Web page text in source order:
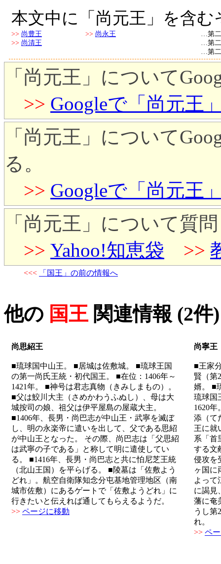
本文中に「尚元王」を含
>> 尚豊王 …第二
>> 尚永王
…第二
>> 尚清王
…第二
「尚元王」について
>> Googleで「尚元王
「尚元王」について
る。
>> Googleで「尚元王
「尚元王」について質
>> Yahoo!知恵袋 >>
<<< 「国王」の前の情報へ
他の 国王 関連情報 (2件)
尚思紹王
■琉球国中山王。 ■居城は佐敷城。 ■琉球王国
の第一尚氏王統・初代国王。 ■在位：1406年～
1421年。 ■神号は君志真物（きみしまもの）。
■父は鮫川大主（さめかわうふぬし）、母は大
城按司の娘、祖父は伊平屋島の屋蔵大主。
■1406年、長男・尚巴志が中山王・武寧を滅ぼ
し、明の永楽帝に遣いを出して、父である思紹
が中山王となった。 その際、尚巴志は「父思紹
は武寧の子である」と称して明に遣使してい
る。 ■1416年、長男・尚巴志と共に怕尼芝王統
（北山王国）を平らげる。 ■陵墓は「佐敷よう
どれ」。航空自衛隊知念分屯基地管理地区（南
城市佐敷）にあるゲートで「佐敷ようどれ」に
行きたいと伝えれば通してもらえるようだ。
>> ページに移動
尚寧王
■王家
賢（第
婿。 ■
琉球国
1620
添（て
王に就
系「首
する文
侵攻を
ヶ国に
よって
に謁見
藩に奄
うし第
れ。
>> ペ